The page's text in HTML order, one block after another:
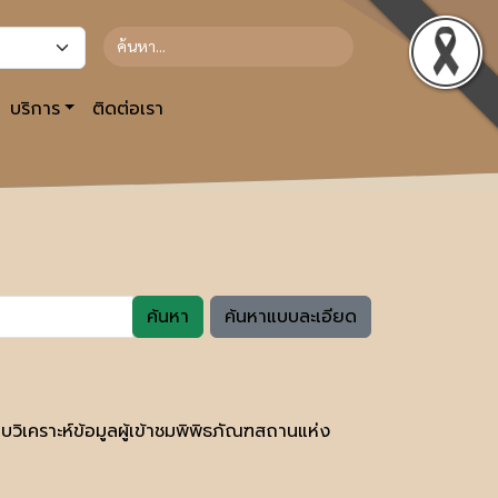
บริการ ติดต่อเรา
ค้นหา ค้นหาแบบละเอียด
บวิเคราะห์ข้อมูลผู้เข้าชมพิพิธภัณฑสถานแห่ง